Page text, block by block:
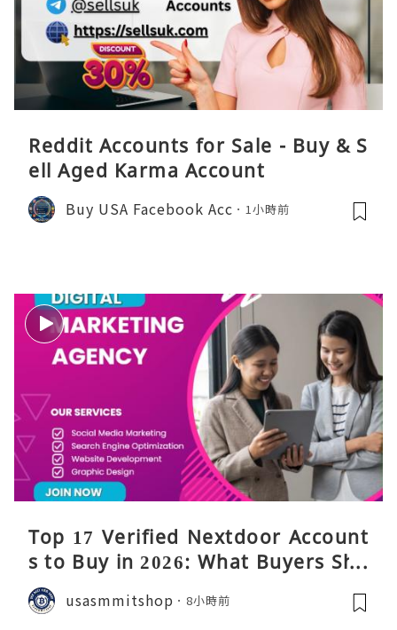
Reddit Accounts for Sale - Buy & S
ell Aged Karma Account
Buy USA Facebook Acc 1小時前
Top 17 Verified Nextdoor Account
s to Buy in 2026: What Buyers Sho
uld Know
usasmmitshop 8小時前